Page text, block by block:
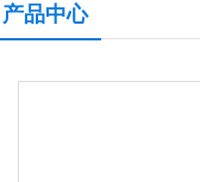
产品中心